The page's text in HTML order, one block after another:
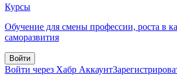
Курсы
Обучение для смены профессии, роста в
саморазвития
Войти
Войти через Хабр Аккаунт